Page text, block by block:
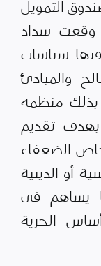
التمويل
وقعت سداد
فيها سياسات
والمبادئ
بذلك منظمة
تقديم
الضعفاء
أو الدينية
يساهم في
الحرية